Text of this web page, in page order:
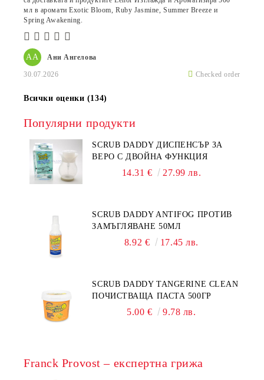
АА Ани Ангелова
30.07.2026 Checked order
мл в аромати Exotic Bloom, Ruby Jasmine, Summer Breeze и
Spring Awakening.
Всички оценки (134)
Популярни продукти
SCRUB DADDY ДИСПЕНСЪР ЗА
ВЕРО С ДВОЙНА ФУНКЦИЯ
14.31 € 27.99 лв.
SCRUB DADDY ANTIFOG ПРОТИВ
ЗАМЪГЛЯВАНЕ 50МЛ
8.92 € 17.45 лв.
SCRUB DADDY TANGERINE CLEAN
ПОЧИСТВАЩА ПАСТА 500ГР
5.00 € 9.78 лв.
Franck Provost – експертна грижа